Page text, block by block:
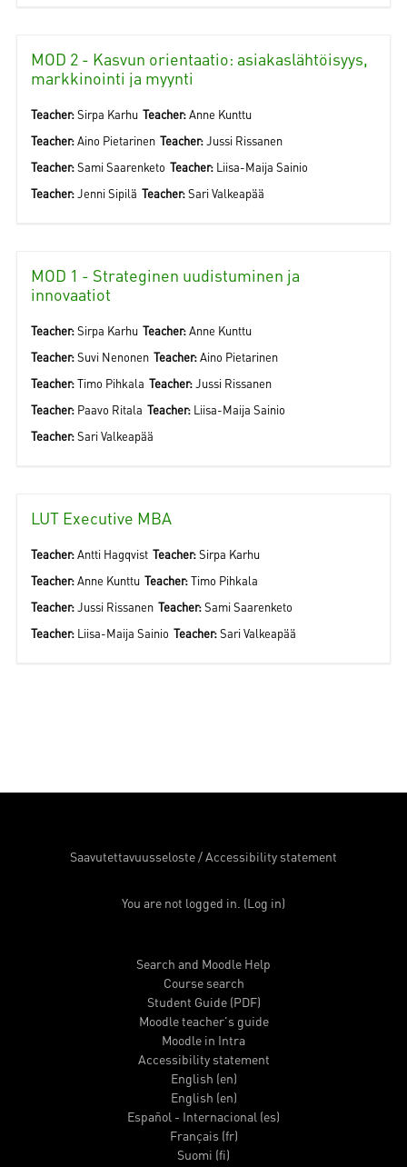
MOD 2 - Kasvun orientaatio: asiakaslähtöisyys,
markkinointi ja myynti
Teacher:Sirpa Karhu Teacher:Anne Kunttu
Teacher:Aino Pietarinen Teacher:Jussi Rissanen
Teacher:Sami Saarenketo Teacher: Liisa-Maija Sainio
Teacher:Jenni Sipilä Teacher:Sari Valkeapää
MOD 1 - Strateginen uudistuminen ja
innovaatiot
Teacher:Sirpa Karhu Teacher:Anne Kunttu
Teacher:Suvi Nenonen Teacher:Aino Pietarinen
Teacher:Timo Pihkala Teacher:Jussi Rissanen
Teacher: Paavo Ritala Teacher: Liisa-Maija Sainio
Teacher:Sari Valkeapää
LUT Executive MBA
Teacher:Antti Hagqvist Teacher:Sirpa Karhu
Teacher:Anne Kunttu Teacher:Timo Pihkala
Teacher:Jussi Rissanen Teacher:Sami Saarenketo
Teacher: Liisa-Maija Sainio Teacher:Sari Valkeapää
Saavutettavuusseloste/Accessibility statement
You are not logged in. (Log in)
Search and Moodle Help
Course search
Student Guide (PDF)
Moodle teacher's guide
Moodle in Intra
Accessibility statement
English ‎(en)‎
English ‎(en)‎
Español - Internacional ‎(es)‎
Français ‎(fr)‎
Suomi ‎(fi)‎